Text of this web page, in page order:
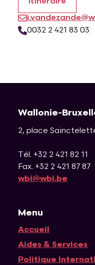
0032 2 421 83 03
Wallonie-
2, place
Tél. +32 2 421 82 11
Fax. +32 2 421 87 87
wbi@wbi.be
Menu
Accueil
Aides & Services
Politique